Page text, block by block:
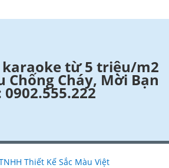
karaoke từ 5 triệu/m2
Chống Cháy, Mời Bạn
0902.555.222
Thiết Kế Sắc Màu Việt